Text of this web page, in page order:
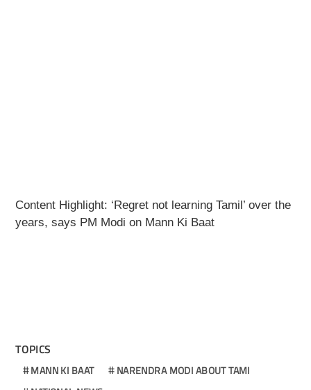
Content Highlight: ‘Regret not learning Tamil’ over the
years, says PM Modi on Mann Ki Baat
TOPICS
MANN KI BAAT
NARENDRA MODI ABOUT TAMI